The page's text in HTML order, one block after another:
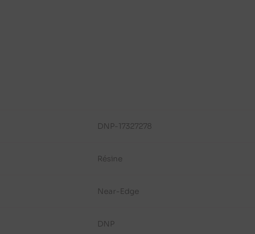
DNP-17327278
Résine
Near-Edge
DNP